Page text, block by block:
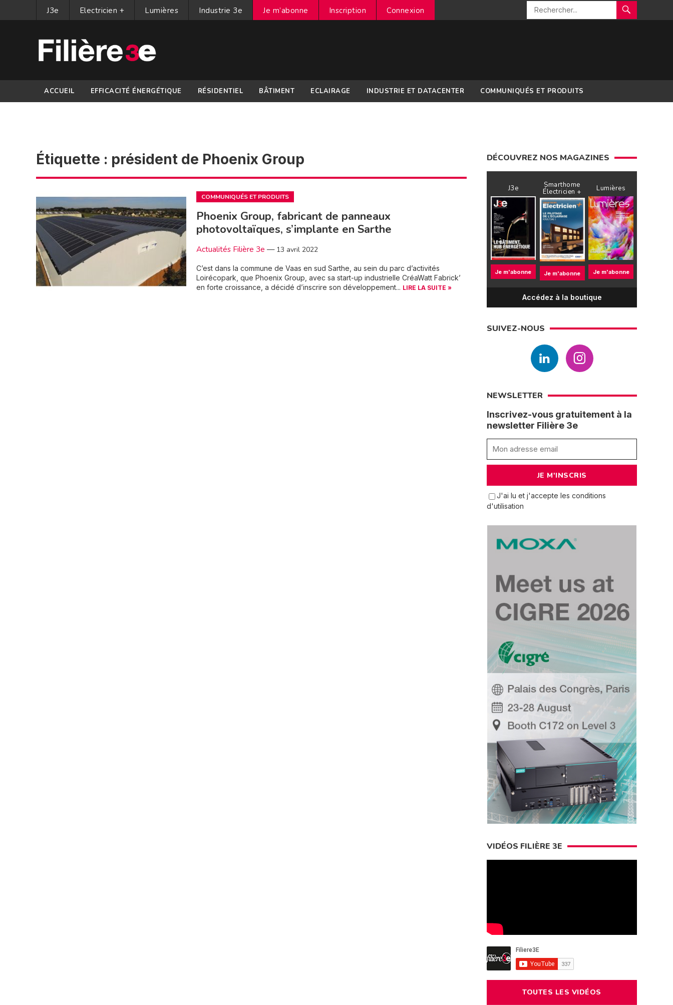
J3e Electricien + Lumières Industrie 3e Je m’abonne Inscription Connexion
ACCUEIL EFFICACITÉ ÉNERGÉTIQUE RÉSIDENTIEL BÂTIMENT ECLAIRAGE INDUSTRIE ET DATACENTER COMMUNIQUÉS ET PRODUITS
Étiquette : président de Phoenix Group
COMMUNIQUÉS ET PRODUITS
Phoenix Group, fabricant de panneaux
photovoltaïques, s’implante en Sarthe
Actualités Filière 3e — 13 avril 2022
C’est dans la commune de Vaas en sud Sarthe, au sein du parc d’activités
Loirécopark, que Phoenix Group, avec sa start-up industrielle CréaWatt Fabrick’
en forte croissance, a décidé d’inscrire son développement... LIRE LA SUITE »
DÉCOUVREZ NOS MAGAZINES
J3e
Je m'abonne
Smarthome
Électricien +
Je m'abonne
Lumières
Je m'abonne
Accédez à la boutique
SUIVEZ-NOUS
NEWSLETTER
Inscrivez-vous gratuitement à la
newsletter Filière 3e
J'ai lu et j'accepte les conditions
d'utilisation
VIDÉOS FILIÈRE 3E
TOUTES LES VIDÉOS